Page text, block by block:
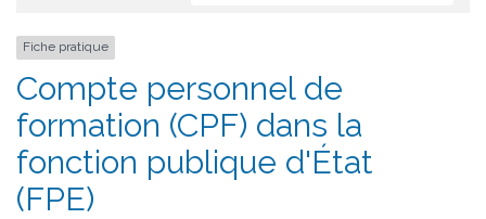
Fiche pratique
Compte personnel de
formation (CPF) dans la
fonction publique d'État
(FPE)